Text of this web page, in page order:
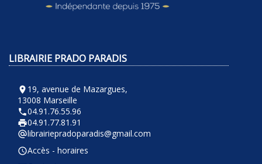
LIBRAIRIE PRADO PARADIS
room 19, avenue de Mazargues,
13008 Marseille
phone04.91.76.55.96
local_printshop04.91.77.81.91
alternate_emaillibrairiepradoparadis@gmail.com
query_builderAccès - horaires